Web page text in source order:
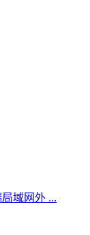
域网外 ...